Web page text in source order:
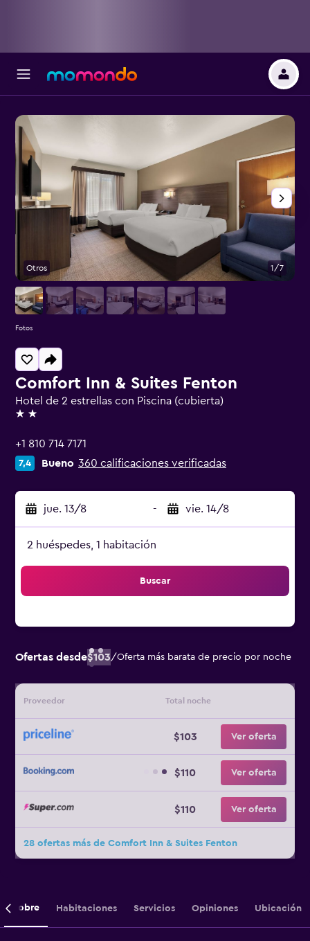
Comfort Inn & Suites Fenton
Hotel de 2 estrellas con Piscina (cubierta)
2 estrellas
+1 810 714 7171
7,4 Bueno 360 calificaciones verificadas
jue. 13/8 - vie. 14/8
2 huéspedes, 1 habitación
Buscar
Ofertas desde$103/Oferta más barata de precio por noche
Proveedor Total noche
$103 Ver oferta
$110 Ver oferta
$110 Ver oferta
28 ofertas más de Comfort Inn & Suites Fenton
Otros 1/7
Fotos
Sobre Habitaciones Servicios Opiniones Ubicación